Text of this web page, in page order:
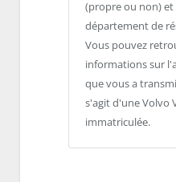
(propre ou non)
département de
Vous pouvez
informations sur
que vous a
s'agit d'une Volvo
immatriculée.